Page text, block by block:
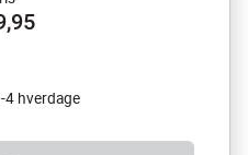
4 hverdage